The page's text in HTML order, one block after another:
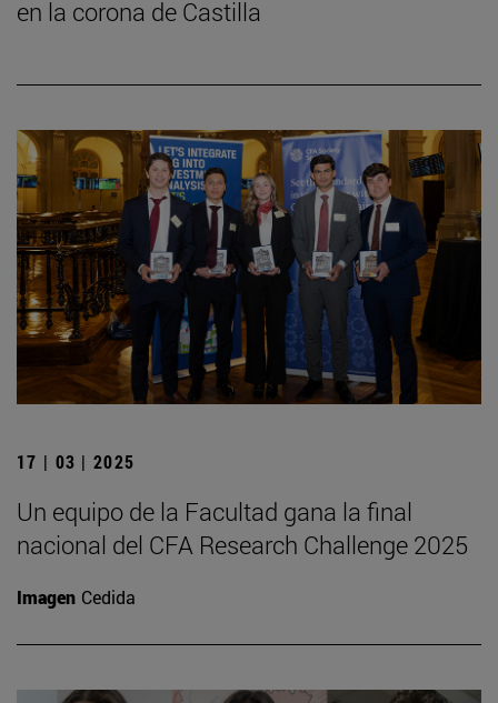
en la corona de Castilla
17 | 03 | 2025
Un equipo de la Facultad gana la final
nacional del CFA Research Challenge 2025
Imagen Cedida